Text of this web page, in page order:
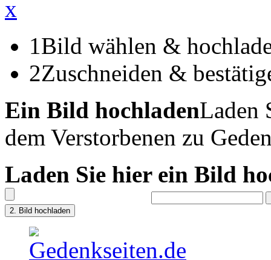
x
1Bild wählen &
2Zuschneiden &
Ein Bild hochladenLaden
dem Verstorbenen zu
Laden Sie hier ein Bild